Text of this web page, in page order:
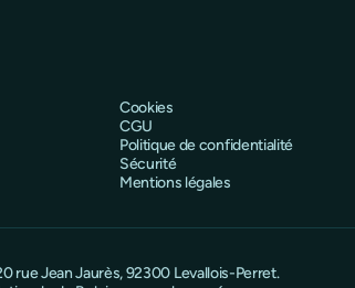
Cookies
CGU
Politique de confidentialité
Sécurité
Mentions légales
rue Jean Jaurès, 92300 Levallois-Perret.